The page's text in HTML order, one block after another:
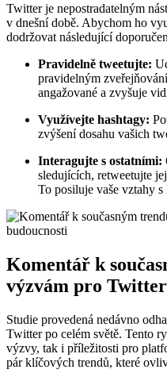
Twitter je nepostradatelným
v dnešní době. Abychom ho
dodržovat následující
Pravidelně tweetujte:
pravidelným
angažované a zvyšuje
Využívejte hashtagy:
zvýšení dosahu vašich
Interagujte s ostatními:
sledujících, retweetujte
To posiluje vaše vztahy
Komentář k
výzvám pro
Studie provedená nedávno
Twitter po celém světě. Tento
výzvy, tak i příležitosti pro
pár klíčových trendů, které